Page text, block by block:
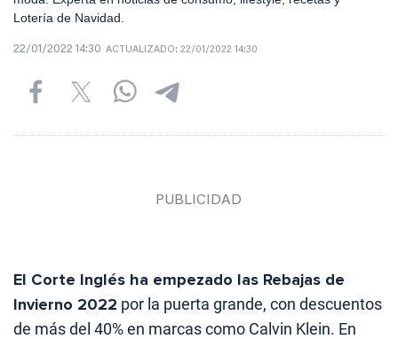
Lotería de Navidad.
22/01/2022 14:30 ACTUALIZADO: 22/01/2022 14:30
El Corte Inglés ha empezado las Rebajas de
Invierno 2022 por la puerta grande, con descuentos
de más del 40% en marcas como Calvin Klein. En